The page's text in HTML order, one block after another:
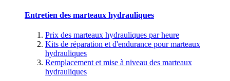
Entretien des marteaux hydrauliques
Prix des marteaux hydrauliques par heure
Kits de réparation et d'endurance pour marteaux
hydrauliques
Remplacement et mise à niveau des marteaux
hydrauliques